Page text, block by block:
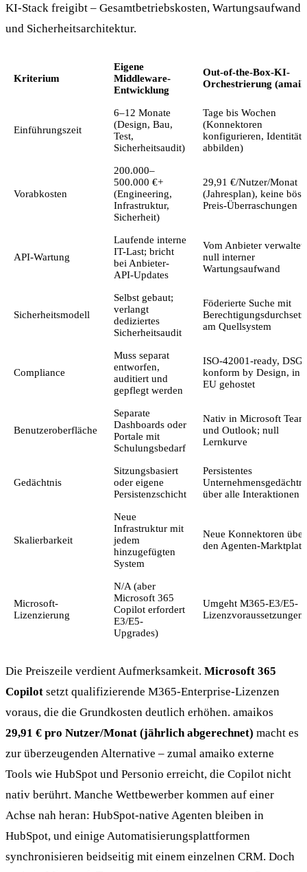
KI-Stack freigibt – Gesamtbetriebskosten, Wartungsaufwand
und Sicherheitsarchitektur.
Kriterium
Eigene
Middleware-
Entwicklung
Out-of-the-Box-KI-
Orchestrierung
Einführungszeit
6–12 Monate
(Design, Bau,
Test,
Sicherheitsaudit)
Tage bis Wochen
(Konnektoren
konfigurieren,
abbilden)
Vorabkosten
200.000–
500.000 €+
(Engineering,
Infrastruktur,
Sicherheit)
29,91 €/Nutzer/Monat
(Jahresplan), keine
Preis-Überraschungen
API-Wartung
Laufende interne
IT-Last; bricht
bei Anbieter-
API-Updates
Vom Anbieter verwaltet;
null interner
Wartungsaufwand
Sicherheitsmodell
Selbst gebaut;
verlangt
dediziertes
Sicherheitsaudit
Föderierte Suche mit
am Quellsystem
Compliance
Muss separat
entworfen,
auditiert und
gepflegt werden
ISO-42001-ready,
konform by Design, in
EU gehostet
Benutzeroberfläche
Separate
Dashboards oder
Portale mit
Schulungsbedarf
Nativ in Microsoft
und Outlook; null
Lernkurve
Gedächtnis
Sitzungsbasiert
oder eigene
Persistenzschicht
Persistentes
über alle Interaktionen
Skalierbarkeit
Neue
Infrastruktur mit
jedem
hinzugefügten
System
Neue Konnektoren über
den Agenten-Marktplatz
Microsoft-
Lizenzierung
N/A (aber
Microsoft 365
Copilot erfordert
E3/E5-
Upgrades)
Umgeht M365-E3/E5-
Lizenzvoraussetzungen
Die Preiszeile verdient Aufmerksamkeit. Microsoft 365
Copilot setzt qualifizierende M365-Enterprise-Lizenzen
voraus, die die Grundkosten deutlich erhöhen. amaikos
29,91 € pro Nutzer/Monat (jährlich abgerechnet) macht es
zur überzeugenden Alternative – zumal amaiko externe
Tools wie HubSpot und Personio erreicht, die Copilot nicht
nativ berührt. Manche Wettbewerber kommen auf einer
Achse nah heran: HubSpot-native Agenten bleiben in
HubSpot, und einige Automatisierungsplattformen
synchronisieren beidseitig mit einem einzelnen CRM. Doch